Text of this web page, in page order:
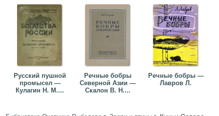
Русский пушной
промысел —
Кулагин Н. М....
Речные бобры
Северной Азии —
Скалон В. Н....
Речные бобры —
Лавров Л.